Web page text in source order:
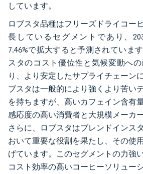
しています。
ロブスタ品種はフリーズドライコー
長しているセグメントであり、
7.46%で拡大すると予測されていま
スタのコスト優位性と気候変動へ
り、より安定したサプライチェーン
ブスタは一般的により強くより苦い
を持ちますが、高いカフェイン含有
感応度の高い消費者と大規模メーカ
さらに、ロブスタはブレンドインス
おいて重要な役割を果たし、その使
げています。このセグメントの力強
コスト効率の高いコーヒーソリュー